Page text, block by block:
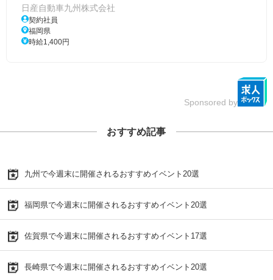
日産自動車九州株式会社
契約社員
福岡県
時給1,400円
Sponsored by
おすすめ記事
九州で今週末に開催されるおすすめイベント20選
福岡県で今週末に開催されるおすすめイベント20選
佐賀県で今週末に開催されるおすすめイベント17選
長崎県で今週末に開催されるおすすめイベント20選